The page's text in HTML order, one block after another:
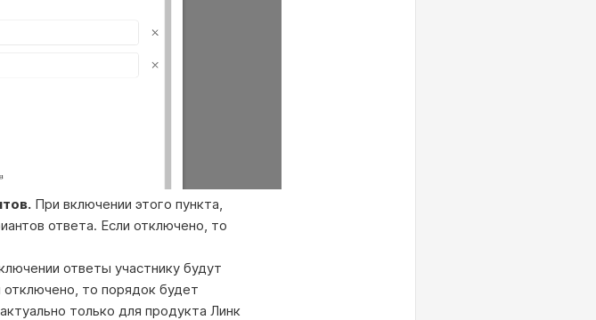
При включении этого пункта,
ответа. Если отключено, то
ответы участнику будут
то порядок будет
только для продукта Линк